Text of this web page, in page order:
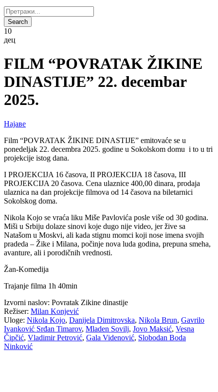
10
дец
FILM “POVRATAK ŽIKINE
DINASTIJE” 22. decembar
2025.
Најаве
Film “POVRATAK ŽIKINE DINASTIJE” emitovaće se u
ponedeljak 22. decembra 2025. godine u Sokolskom domu i to u tri
projekcije istog dana.
I PROJEKCIJA 16 časova, II PROJEKCIJA 18 časova, III
PROJEKCIJA 20 časova. Cena ulaznice 400,00 dinara, prodaja
ulaznica na dan projekcije filmova od 14 časova na biletarnici
Sokolskog doma.
Nikola Kojo se vraća liku Miše Pavlovića posle više od 30 godina.
Miši u Srbiju dolaze sinovi koje dugo nije video, jer žive sa
Natašom u Moskvi, ali kada stignu momci koji nose imena svojih
pradeda – Žike i Milana, počinje nova luda godina, prepuna smeha,
avanture, ali i porodičnih vrednosti.
Žan-Komedija
Trajanje filma 1h 40min
Izvorni naslov: Povratak Zikine dinastije
Režiser: Milan Konjević
Uloge: Nikola Kojo, Danijela Dimitrovska, Nikola Brun, Gavrilo
Ivanković Srđan Timarov, Mladen Sovilj, Jovo Maksić, Vesna
Čipčić, Vladimir Petrović, Gala Videnović, Slobodan Boda
Ninković